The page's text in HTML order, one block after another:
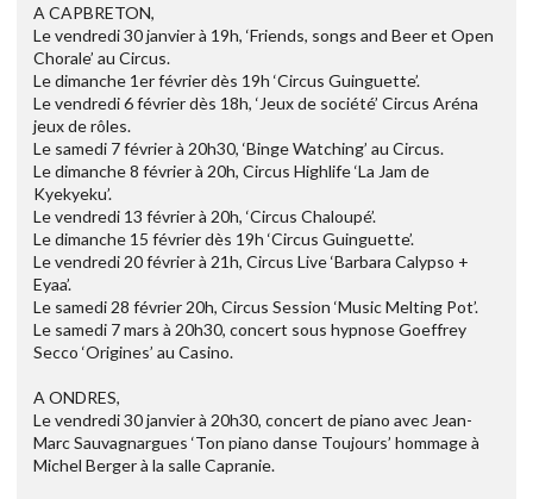
A CAPBRETON,
Le vendredi 30 janvier à 19h, ‘Friends, songs and Beer et Open
Chorale’ au Circus.
Le dimanche 1er février dès 19h ‘Circus Guinguette’.
Le vendredi 6 février dès 18h, ‘Jeux de société’ Circus Aréna
jeux de rôles.
Le samedi 7 février à 20h30, ‘Binge Watching’ au Circus.
Le dimanche 8 février à 20h, Circus Highlife ‘La Jam de
Kyekyeku’.
Le vendredi 13 février à 20h, ‘Circus Chaloupé’.
Le dimanche 15 février dès 19h ‘Circus Guinguette’.
Le vendredi 20 février à 21h, Circus Live ‘Barbara Calypso +
Eyaa’.
Le samedi 28 février 20h, Circus Session ‘Music Melting Pot’.
Le samedi 7 mars à 20h30, concert sous hypnose Goeffrey
Secco ‘Origines’ au Casino.
A ONDRES,
Le vendredi 30 janvier à 20h30, concert de piano avec Jean-
Marc Sauvagnargues ‘Ton piano danse Toujours’ hommage à
Michel Berger à la salle Capranie.